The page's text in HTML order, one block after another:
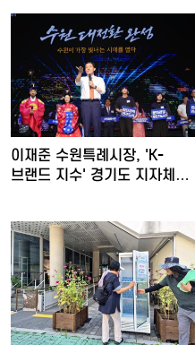
이재준 수원특례시장, 'K-
브랜드 지수' 경기도 지자체…